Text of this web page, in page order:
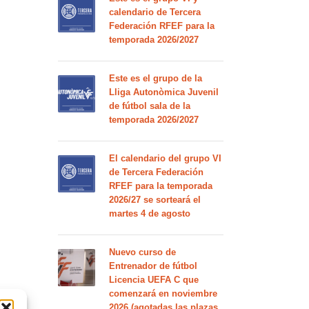
calendario de Tercera
Federación RFEF para la
temporada 2026/2027
Este es el grupo de la
Lliga Autonòmica Juvenil
de fútbol sala de la
temporada 2026/2027
El calendario del grupo VI
de Tercera Federación
RFEF para la temporada
2026/27 se sorteará el
martes 4 de agosto
Nuevo curso de
Entrenador de fútbol
Licencia UEFA C que
comenzará en noviembre